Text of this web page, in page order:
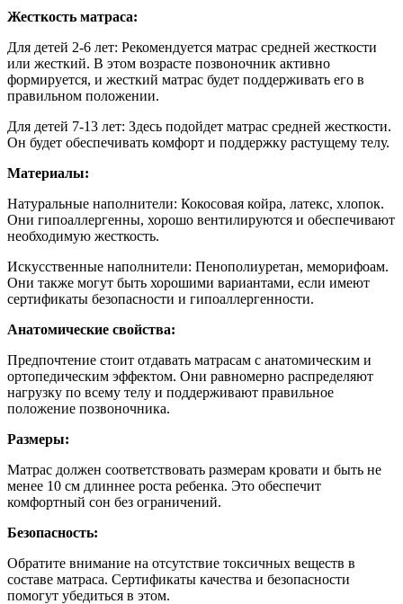
Жесткость матраса:
Для детей 2-6 лет: Рекомендуется матрас средней жесткости
или жесткий. В этом возрасте позвоночник активно
формируется, и жесткий матрас будет поддерживать его в
правильном положении.
Для детей 7-13 лет: Здесь подойдет матрас средней жесткости.
Он будет обеспечивать комфорт и поддержку растущему телу.
Материалы:
Натуральные наполнители: Кокосовая койра, латекс, хлопок.
Они гипоаллергенны, хорошо вентилируются и обеспечивают
необходимую жесткость.
Искусственные наполнители: Пенополиуретан, меморифоам.
Они также могут быть хорошими вариантами, если имеют
сертификаты безопасности и гипоаллергенности.
Анатомические свойства:
Предпочтение стоит отдавать матрасам с анатомическим и
ортопедическим эффектом. Они равномерно распределяют
нагрузку по всему телу и поддерживают правильное
положение позвоночника.
Размеры:
Матрас должен соответствовать размерам кровати и быть не
менее 10 см длиннее роста ребенка. Это обеспечит
комфортный сон без ограничений.
Безопасность:
Обратите внимание на отсутствие токсичных веществ в
составе матраса. Сертификаты качества и безопасности
помогут убедиться в этом.